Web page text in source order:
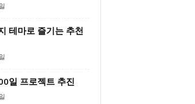
테마로 즐기는 추천
일 프로젝트 추진